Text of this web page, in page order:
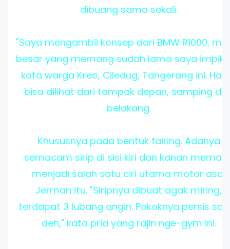
dibuang sama sekali.
"Saya mengambil konsep dari BMW R1000,
besar yang memang sudah lama saya
kata warga Kreo, Ciledug, Tangerang ini. Hal
bisa dilihat dari tampak depan, samping
belakang.
Khususnya pada bentuk fairing. Adanya
semacam sirip di sisi kiri dan kanan
menjadi salah satu ciri utama motor asal
Jerman itu. "Siripnya dibuat agak miring,
terdapat 3 lubang angin. Pokoknya persis
deh," kata pria yang rajin nge-gym ini.